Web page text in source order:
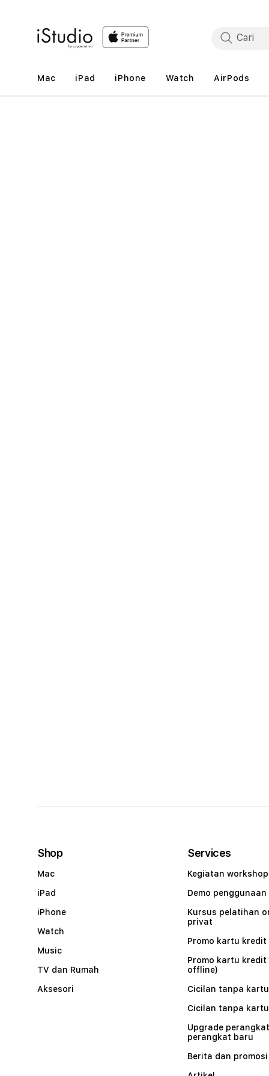
Mac iPad iPhone Watch AirPods
Shop
Mac
iPad
iPhone
Watch
Music
TV dan Rumah
Aksesori
Services
Kegiatan workshop
Demo penggunaan
Kursus pelatihan
privat
Promo kartu kredit
Promo kartu kredit
offline)
Cicilan tanpa
Cicilan tanpa
Upgrade
perangkat baru
Berita dan promosi